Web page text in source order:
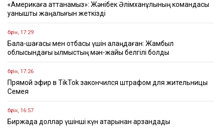
«Америкаға аттанамыз»: Жәнібек Әлімханұлының командасы
қуанышты жаңалығын жеткізді
бүгін, 17:29
Бала-шағасы мен отбасы үшін алаңдаған: Жамбыл
облысындағы қылмыстың мән-жайы белгілі болды
бүгін, 17:26
Прямой эфир в TikTok закончился штрафом для жительницы
Семея
бүгін, 16:57
Биржада доллар үшінші күн қатарынан арзандады